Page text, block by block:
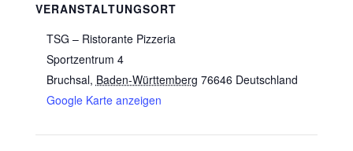
VERANSTALTUNGSORT
TSG – Ristorante Pizzeria
Sportzentrum 4
Bruchsal, Baden-Württemberg 76646 Deutschland
Google Karte anzeigen